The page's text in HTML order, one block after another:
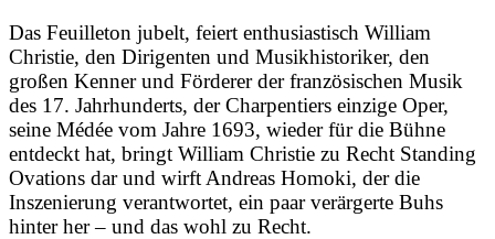
Das Feuilleton jubelt, feiert enthusiastisch William
Christie, den Dirigenten und Musikhistoriker, den
großen Kenner und Förderer der französischen Musik
des 17. Jahrhunderts, der Charpentiers einzige Oper,
seine Médée vom Jahre 1693, wieder für die Bühne
entdeckt hat, bringt William Christie zu Recht Standing
Ovations dar und wirft Andreas Homoki, der die
Inszenierung verantwortet, ein paar verärgerte Buhs
hinter her – und das wohl zu Recht.